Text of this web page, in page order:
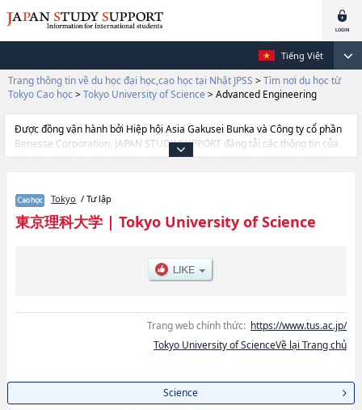
Tiếng Việt
Trang thông tin về du học đại học,cao học tại Nhật JPSS > Tìm nơi du học từ
Tokyo Cao học > Tokyo University of Science > Advanced Engineering
Được đồng vận hành bởi Hiệp hội Asia Gakusei Bunka và Công ty cổ phần
Benesse Corporation, JAPAN STUDY SUPPORT đăng tải các thông tin của
khoảng 1.300 trường đại học, cao học, trường đại học ngắn hạn, trường
thông tin cần thiết dành cho du học sinh, như là về các
SciencehoặcPharmaceutical ScienceshoặcScience and
TechnologyhoặcAdvanced EngineeringhoặcManagementhoặcBiological
tuyển như số lượng tuyển sinh, số lượng trúng tuyển, cở sở trang thiết bị,
Tokyo / Tư lập
東京理科大学| Tokyo University of Science
Trang web chính thức: https://www.tus.ac.jp/
Tokyo University of ScienceVề lại Trang chủ
Science